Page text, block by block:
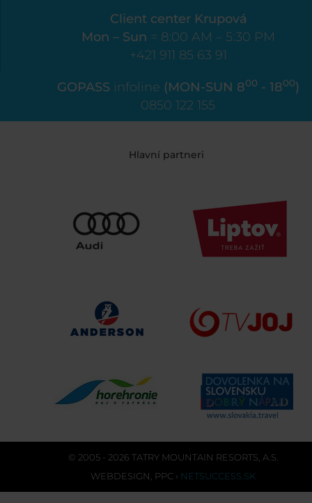
Client center Krupová
Mon – Sun = 8:00 AM – 5:30 PM
+421 911 85 63 91
GOPASS infoline (MON-SUN 800 - 1800)
0850 122 155
Hlavní partneri
© 2005 - 2026 TATRY MOUNTAIN RESORTS, A.S.
WEBDESIGN PPC › NETSUCCESS.SK